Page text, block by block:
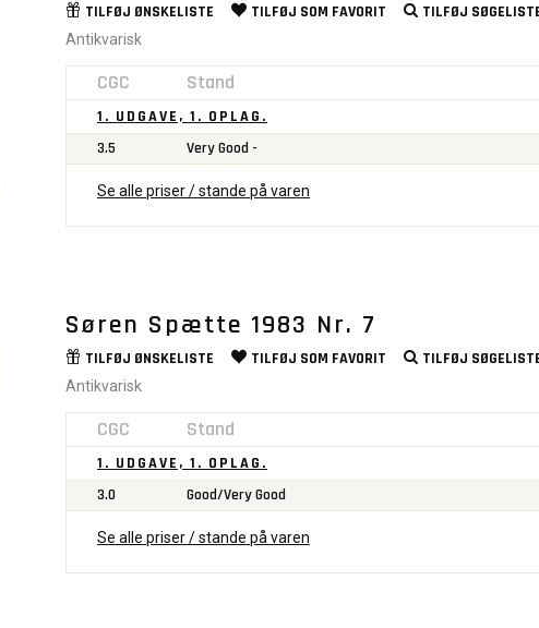
TILFØJ ØNSKELISTE TILFØJ SOM FAVORIT TILFØJ
Antikvarisk
CGC Stand
1. UDGAVE, 1. OPLAG.
3.5
Very Good -
Se alle priser / stande på varen
Søren Spætte 1983 Nr. 7
TILFØJ ØNSKELISTE TILFØJ SOM FAVORIT TILFØJ
Antikvarisk
CGC Stand
1. UDGAVE, 1. OPLAG.
3.0
Good/Very Good
Se alle priser / stande på varen